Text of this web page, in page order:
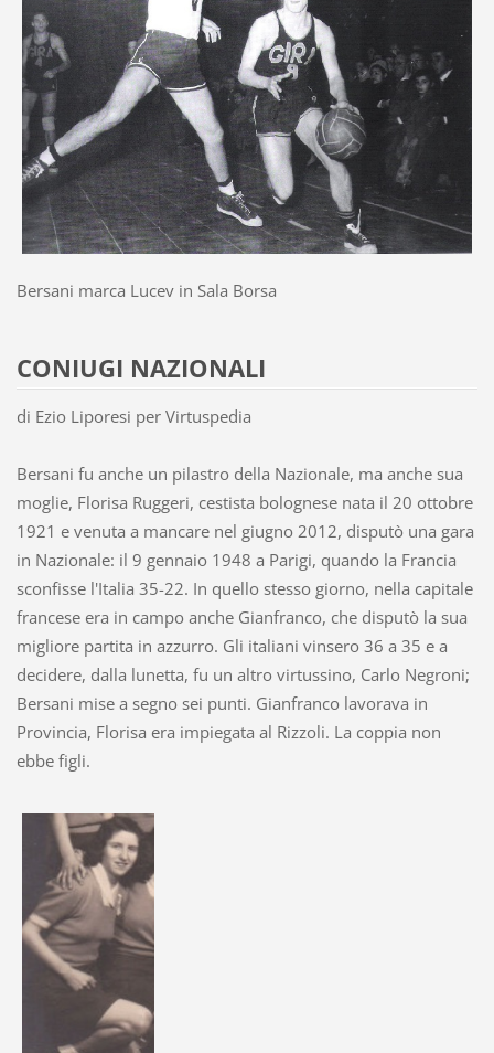
Bersani marca Lucev in Sala Borsa
CONIUGI NAZIONALI
di Ezio Liporesi per Virtuspedia
Bersani fu anche un pilastro della Nazionale, ma anche sua
moglie, Florisa Ruggeri, cestista bolognese nata il 20 ottobre
1921 e venuta a mancare nel giugno 2012, disputò una gara
in Nazionale: il 9 gennaio 1948 a Parigi, quando la Francia
sconfisse l'Italia 35-22. In quello stesso giorno, nella capitale
francese era in campo anche Gianfranco, che disputò la sua
migliore partita in azzurro. Gli italiani vinsero 36 a 35 e a
decidere, dalla lunetta, fu un altro virtussino, Carlo Negroni;
Bersani mise a segno sei punti. Gianfranco lavorava in
Provincia, Florisa era impiegata al Rizzoli. La coppia non
ebbe figli.